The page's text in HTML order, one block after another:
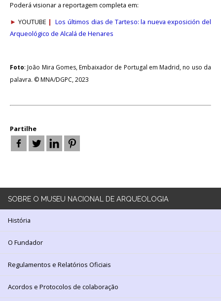
Público
voluntariado
Outras
Arquivo
AGENDA
Login
Início
O
MNA
Poderá visionar a reportagem completa em:
► YOUTUBE | Los últimos dias de Tarteso: la nueva exposición del
Arqueológico de Alcalá de Henares
Foto: João Mira Gomes, Embaixador de Portugal em Madrid, no uso da
palavra. © MNA/DGPC, 2023
Partilhe
SOBRE O MUSEU NACIONAL DE ARQUEOLOGIA
História
O Fundador
Regulamentos e Relatórios Oficiais
Acordos e Protocolos de colaboração